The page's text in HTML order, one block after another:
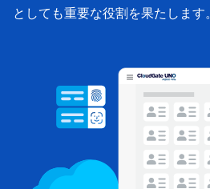
としても重要な役割を果たします。